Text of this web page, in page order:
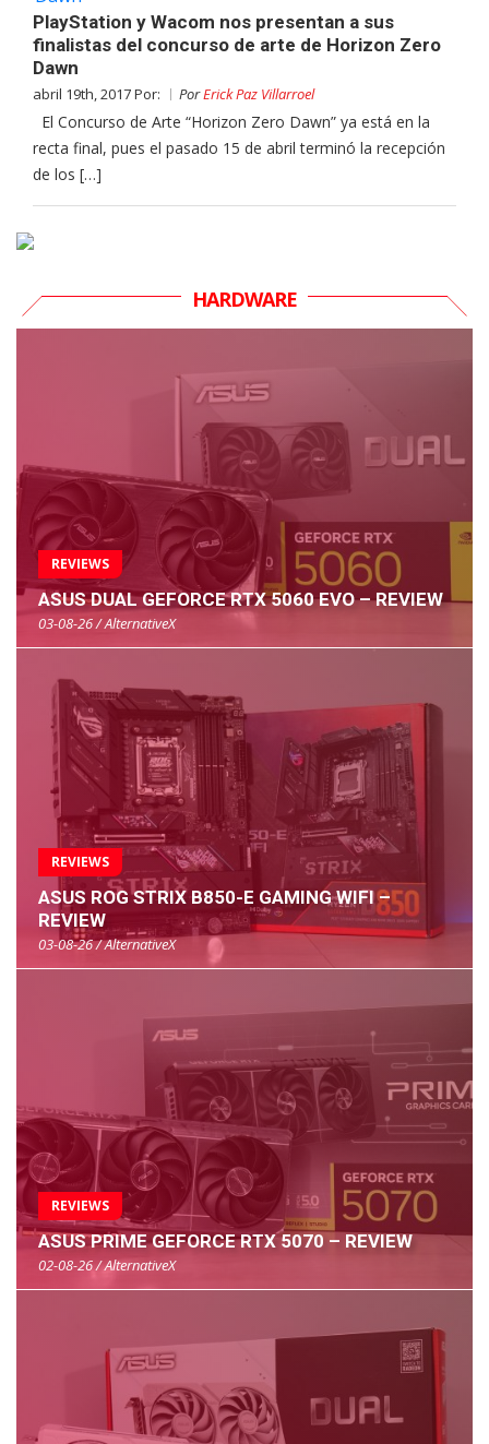
PlayStation y Wacom nos presentan a sus
finalistas del concurso de arte de Horizon Zero
Dawn
abril 19th, 2017 Por: PorErick Paz Villarroel
El Concurso de Arte “Horizon Zero Dawn” ya está en la
recta final, pues el pasado 15 de abril terminó la recepción
de los […]
HARDWARE
REVIEWS
ASUS DUAL GEFORCE RTX 5060 EVO – REVIEW
03-08-26 / AlternativeX
REVIEWS
ASUS ROG STRIX B850-E GAMING WIFI –
REVIEW
03-08-26 / AlternativeX
REVIEWS
ASUS PRIME GEFORCE RTX 5070 – REVIEW
02-08-26 / AlternativeX